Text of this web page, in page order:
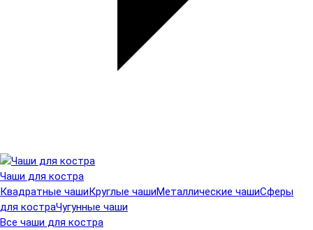
Чаши для костра
Квадратные чашиКруглые чашиМеталлические чашиСферы
для костраЧугунные чаши
Все чаши для костра